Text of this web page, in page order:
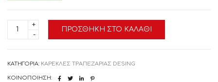
Καρέκλα
Nicko
ΠΡΟΣΘΉΚΗ ΣΤΟ ΚΑΛΆΘΙ
ΚΑΤΗΓΟΡΊΑ: ΚΑΡΕΚΛΕΣ ΤΡΑΠΕΖΑΡΙΑΣ DESING
ΚΟΙΝΟΠΟΊΗΣΗ: